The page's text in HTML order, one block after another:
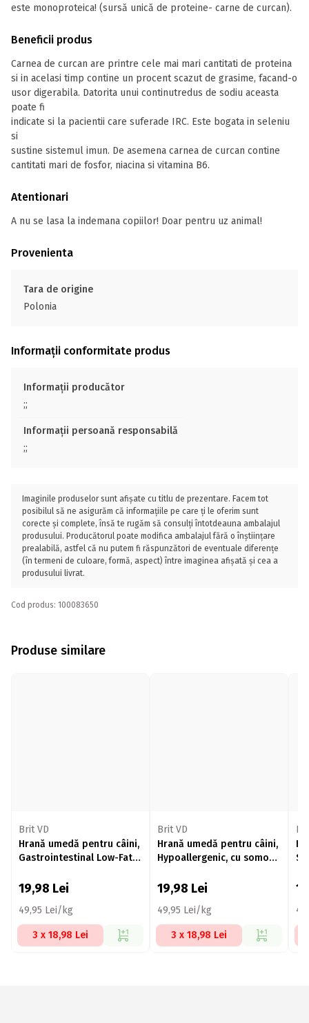
este monoproteica! (sursă unică de proteine- carne de curcan).
Beneficii produs
Carnea de curcan are printre cele mai mari cantitati de proteina
si in acelasi timp contine un procent scazut de grasime, facand-o
usor digerabila. Datorita unui continutredus de sodiu aceasta
poate fi
indicate si la pacientii care suferade IRC. Este bogata in seleniu
si
sustine sistemul imun. De asemena carnea de curcan contine
cantitati mari de fosfor, niacina si vitamina B6.
Atentionari
A nu se lasa la indemana copiilor! Doar pentru uz animal!
Provenienta
Tara de origine
Polonia
Informații conformitate produs
Informații producător
;;
Informații persoană responsabilă
;;
Imaginile produselor sunt afișate cu titlu de prezentare. Facem tot
posibilul să ne asigurăm că informațiile pe care ți le oferim sunt
corecte și complete, însă te rugăm să consulți întotdeauna ambalajul
produsului. Producătorul poate modifica ambalajul fără o înștiințare
prealabilă, astfel că nu putem fi răspunzători de eventuale diferențe
(în termeni de culoare, formă, aspect) între imaginea afișată și cea a
produsului livrat.
Cod produs: 100083650
Produse similare
Brit VD
Hrană umedă pentru câini,
Gastrointestinal Low-Fat,
și fără cereale, conservă
19,98 Lei
49,95 Lei/kg
3 x 18,98 Lei
Brit VD
Hrană umedă pentru câini,
Hypoallergenic, cu somon
conservă 400g
19,98 Lei
49,95 Lei/kg
3 x 18,98 Lei